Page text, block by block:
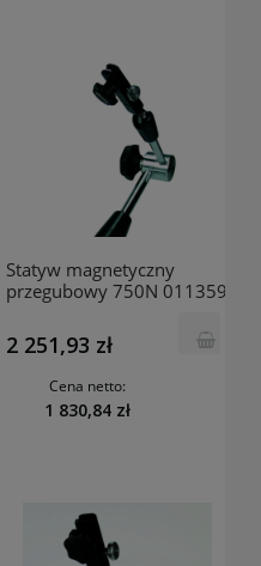
Statyw magnetyczny
przegubowy 750N 011359
2 251,93 zł
Cena netto:
1 830,84 zł